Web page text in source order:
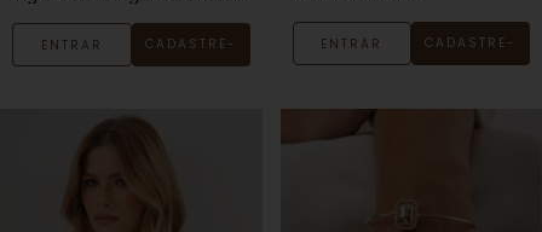
ENTRAR CADASTRE- ENTRAR CADASTRE-